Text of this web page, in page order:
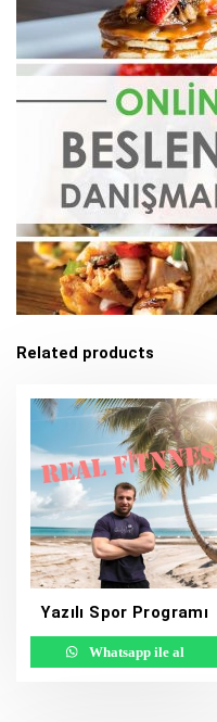
Related products
Yazılı Spor Programı
Whatsapp ile al